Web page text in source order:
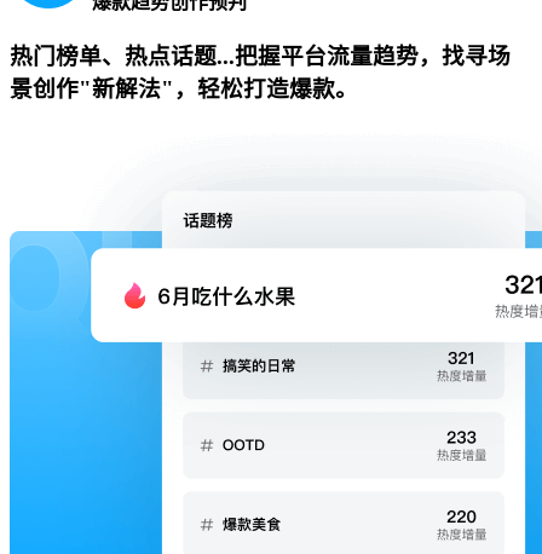
热门榜单、热点话题...把握平台流量趋势，找寻场
景创作"新解法"，轻松打造爆款。